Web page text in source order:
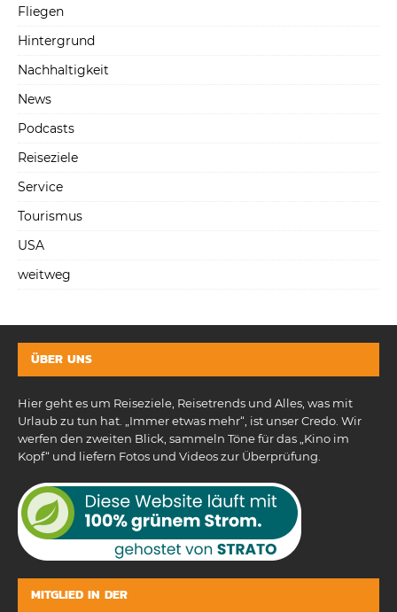
Fliegen
Hintergrund
Nachhaltigkeit
News
Podcasts
Reiseziele
Service
Tourismus
USA
weitweg
ÜBER UNS
Hier geht es um Reiseziele, Reisetrends und Alles, was mit
Urlaub zu tun hat. „Immer etwas mehr“, ist unser Credo. Wir
werfen den zweiten Blick, sammeln Töne für das „Kino im
Kopf“ und liefern Fotos und Videos zur Überprüfung.
MITGLIED IN DER